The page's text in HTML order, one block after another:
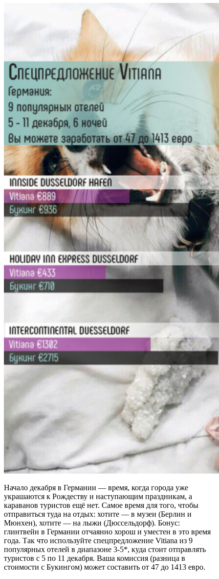
Начало декабря в Германии — время, когда города уже
украшаются к Рождеству и наступающим праздникам, а
караванов туристов ещё нет. Самое время для того, чтобы
отправиться туда на отдых: хотите — в музеи (Берлин и
Мюнхен), хотите — на лыжи (Дюссельдорф). Бонус:
глинтвейн в Германии отчаянно хорош и уместен в это время
года. Так что используйте спецпредложение Vitiana из 9
популярных отелей в диапазоне 3-5*, куда стоит отправлять
туристов с 5 по 11 декабря. Ваша комиссия (разница в
стоимости с Букингом) может составить от 47 до 1413 евро.